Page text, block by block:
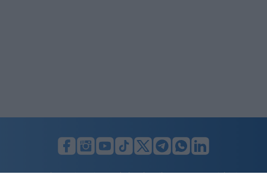
LUNIFIN S.r.l. a socio unico. Sede legale Milano, Largo F. Richini, 2/A,